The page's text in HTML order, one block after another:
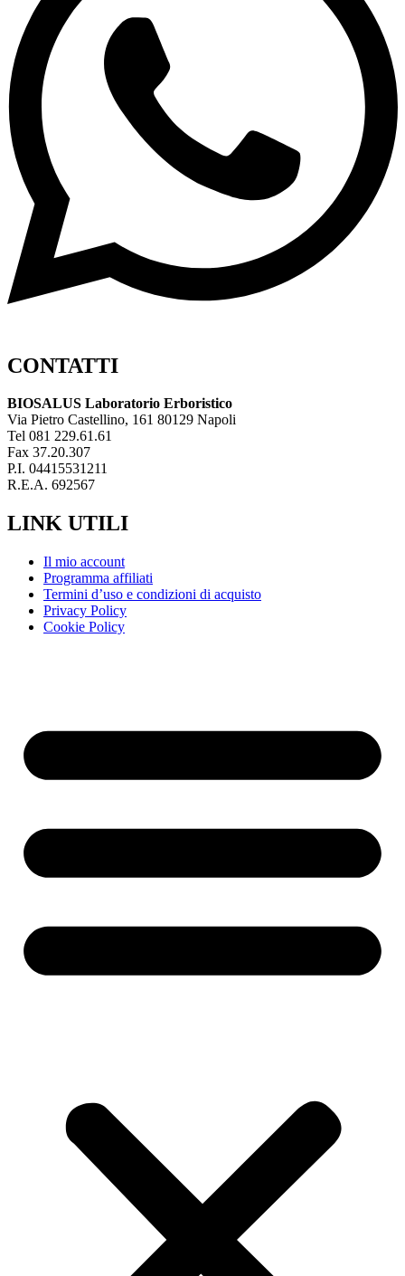
CONTATTI
BIOSALUS Laboratorio Erboristico
Via Pietro Castellino, 161 80129 Napoli
Tel 081 229.61.61
Fax 37.20.307
P.I. 04415531211
R.E.A. 692567
LINK UTILI
Il mio account
Programma affiliati
Termini d’uso e condizioni di acquisto
Privacy Policy
Cookie Policy